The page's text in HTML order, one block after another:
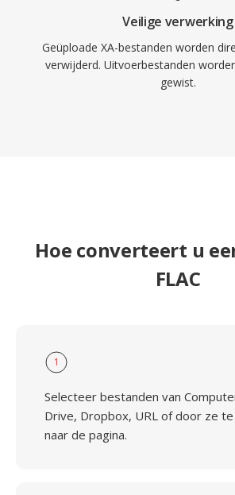
Veilige verwerking
Geüploade XA-bestanden worden
verwijderd. Uitvoerbestanden
gewist.
Hoe converteert u
FLAC
1
Selecteer bestanden van
Drive, Dropbox, URL of door ze
naar de pagina.